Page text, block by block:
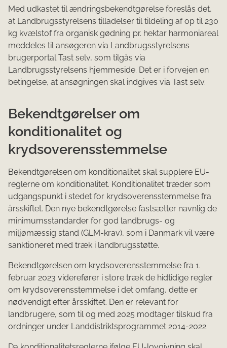
Med udkastet til ændringsbekendtgørelse foreslås det,
at Landbrugsstyrelsens tilladelser til tildeling af op til 230
kg kvælstof fra organisk gødning pr. hektar harmoniareal
meddeles til ansøgeren via Landbrugsstyrelsens
brugerportal Tast selv, som tilgås via
Landbrugsstyrelsens hjemmeside. Det er i forvejen en
betingelse, at ansøgningen skal indgives via Tast selv.
Bekendtgørelser om
konditionalitet og
krydsoverensstemmelse
Bekendtgørelsen om konditionalitet skal supplere EU-
reglerne om konditionalitet. Konditionalitet træder som
udgangspunkt i stedet for krydsoverensstemmelse fra
årsskiftet. Den nye bekendtgørelse fastsætter navnlig de
minimumsstandarder for god landbrugs- og
miljømæssig stand (GLM-krav), som i Danmark vil være
sanktioneret med træk i landbrugsstøtte.
Bekendtgørelsen om krydsoverensstemmelse fra 1.
februar 2023 viderefører i store træk de hidtidige regler
om krydsoverensstemmelse i det omfang, dette er
nødvendigt efter årsskiftet. Den er relevant for
landbrugere, som til og med 2025 modtager tilskud fra
ordninger under Landdistriktsprogrammet 2014-2022.